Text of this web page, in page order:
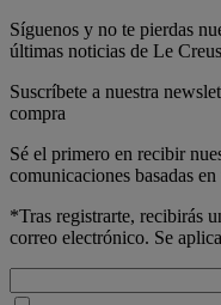
Síguenos y no te pierdas
últimas noticias de Le
Suscríbete a nuestra
compra
Sé el primero en recibir
comunicaciones basadas
*Tras registrarte, recibirás
correo electrónico. Se